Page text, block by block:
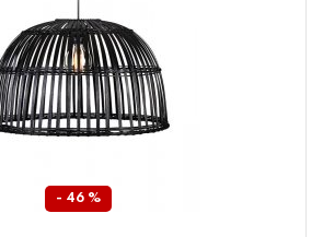
- 46 %